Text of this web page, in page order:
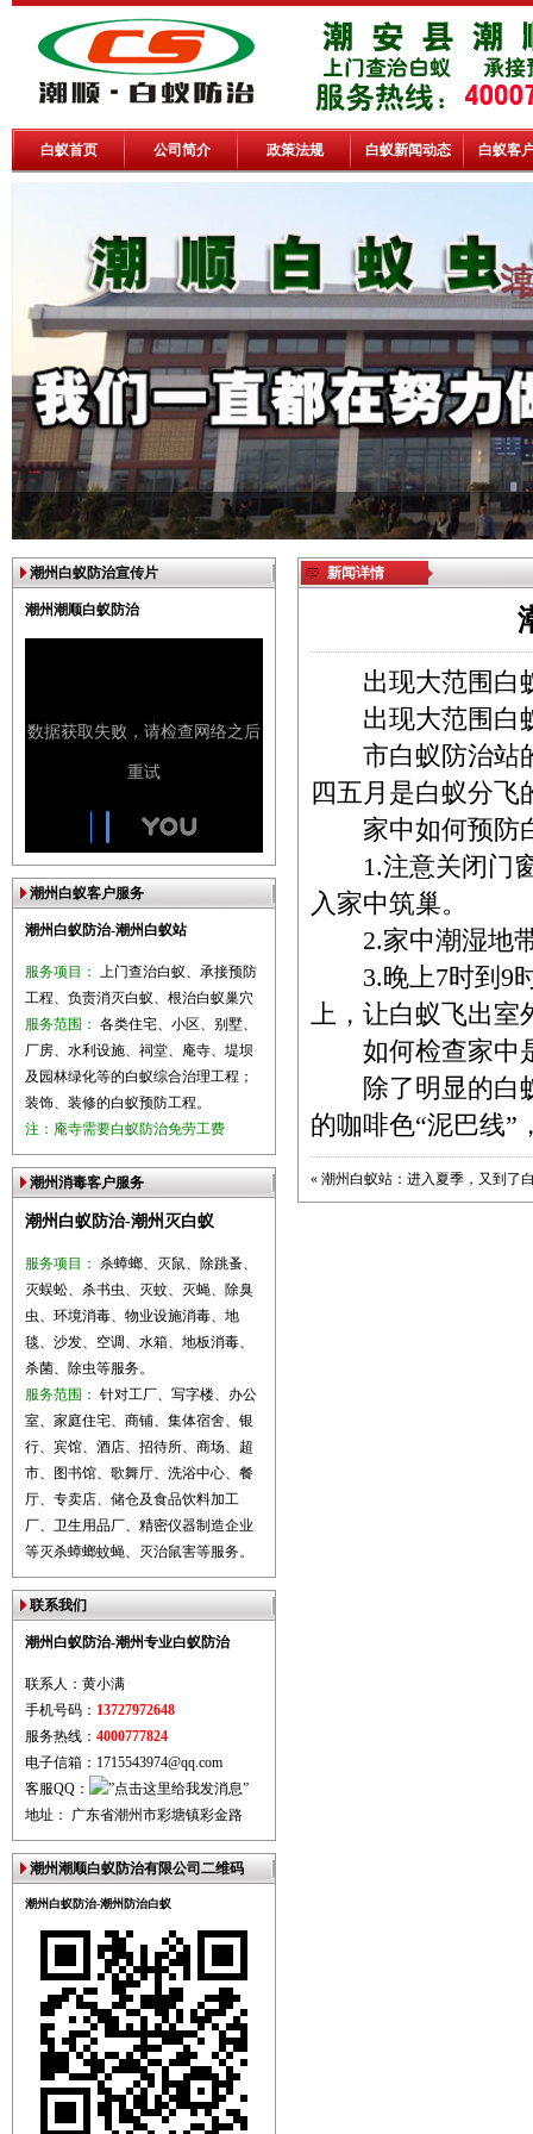
白蚁首页 公司简介 政策法规 白蚁新闻动态 白蚁客
潮州白蚁防治宣传片
潮州潮顺白蚁防治
潮州白蚁客户服务
潮州白蚁防治-潮州白蚁站
服务项目： 上门查治白蚁、承接预防
工程、负责消灭白蚁、根治白蚁巢穴
服务范围： 各类住宅、小区、别墅、
厂房、水利设施、祠堂、庵寺、堤坝
及园林绿化等的白蚁综合治理工程；
装饰、装修的白蚁预防工程。
注：庵寺需要白蚁防治免劳工费
潮州消毒客户服务
潮州白蚁防治-潮州灭白蚁
服务项目： 杀蟑螂、灭鼠、除跳蚤、
灭蜈蚣、杀书虫、灭蚊、灭蝇、除臭
虫、环境消毒、物业设施消毒、地
毯、沙发、空调、水箱、地板消毒、
杀菌、除虫等服务。
服务范围： 针对工厂、写字楼、办公
室、家庭住宅、商铺、集体宿舍、银
行、宾馆、酒店、招待所、商场、超
市、图书馆、歌舞厅、洗浴中心、餐
厅、专卖店、储仓及食品饮料加工
厂、卫生用品厂、精密仪器制造企业
等灭杀蟑螂蚊蝇、灭治鼠害等服务。
联系我们
潮州白蚁防治-潮州专业白蚁防治
联系人：黄小满
手机号码： 13727972648
服务热线： 4000777824
电子信箱：1715543974@qq.com
客服QQ：
地址： 广东省潮州市彩塘镇彩金路
潮州潮顺白蚁防治有限公司二维码
潮州白蚁防治-潮州防治白蚁
新闻详情
出现大范围白
出现大范围白
市白蚁防治站的
四五月是白蚁分飞
家中如何预
1.注意关闭门窗
入家中筑巢。
2.家中潮湿地带
3.晚上7时到9时
上，让白蚁飞出室
如何检查家中
除了明显的白蚁
的咖啡色“泥巴线”
« 潮州白蚁站：进入夏季，又到了